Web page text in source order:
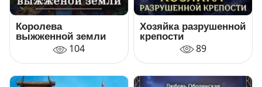
Королева
выжженной земли
104
Хозяйка разрушенной
крепости
89